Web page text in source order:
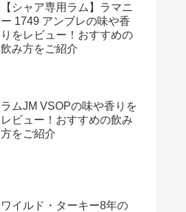
【シャア専用ラム】ラマニ
ー 1749 アンブレの味や香
りをレビュー！おすすめの
飲み方をご紹介
ラムJM VSOPの味や香りを
レビュー！おすすめの飲み
方をご紹介
ワイルド・ターキー8年の